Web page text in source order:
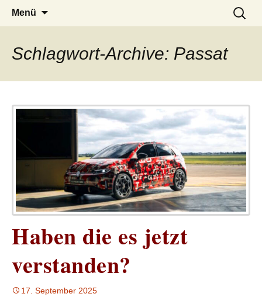
LUCKX
– das Magazin
Menü
Suchen
nach:
Schlagwort-Archive: Passat
Haben die es jetzt
verstanden?
17. September 2025